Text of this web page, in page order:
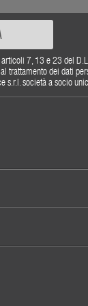
7, 13 e 23 del
trattamento dei dati
s.r.l. società a socio